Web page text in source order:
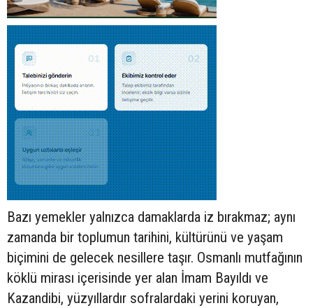
Bazı yemekler yalnızca damaklarda iz bırakmaz; aynı
zamanda bir toplumun tarihini, kültürünü ve yaşam
biçimini de gelecek nesillere taşır. Osmanlı mutfağının
köklü mirası içerisinde yer alan İmam Bayıldı ve
Kazandibi, yüzyıllardır sofralardaki yerini koruyan,